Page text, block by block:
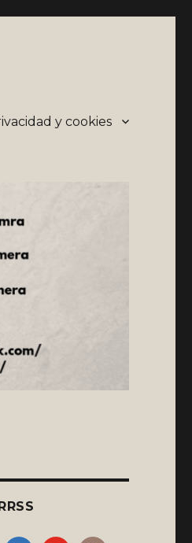
y cookies